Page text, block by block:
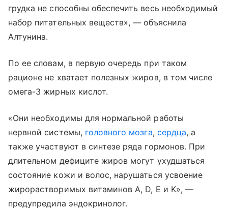
грудка не способны обеспечить весь необходимый
набор питательных веществ», — объяснила
Алтунина.
По ее словам, в первую очередь при таком
рационе не хватает полезных жиров, в том числе
омега-3 жирных кислот.
«Они необходимы для нормальной работы
нервной системы, головного мозга, сердца, а
также участвуют в синтезе ряда гормонов. При
длительном дефиците жиров могут ухудшаться
состояние кожи и волос, нарушаться усвоение
жирорастворимых витаминов A, D, E и K», —
предупредила эндокринолог.